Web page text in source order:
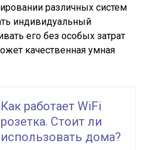
различных систем
индивидуальный
его без особых затрат
качественная умная
Как работает WiFi
розетка. Стоит ли
использовать дома?